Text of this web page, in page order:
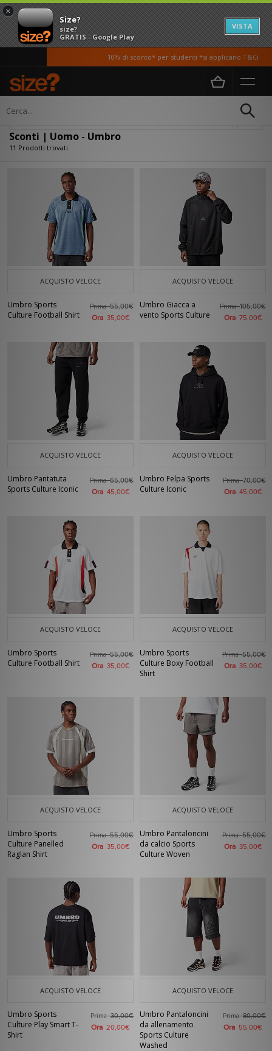
×
Size?
size?
GRATIS - Google Play
VISTA
10% di sconto* per studenti *si applicano T&Ci
Home Uomo
Sconti | Uomo - Umbro
11 Prodotti trovati
ACQUISTO VELOCE
Umbro Sports
Culture Football Shirt
Prima55,00€
Ora 35,00€
ACQUISTO VELOCE
Umbro Giacca a
vento Sports Culture
Prima105,00€
Ora 75,00€
ACQUISTO VELOCE
Umbro Pantatuta
Sports Culture Iconic
Prima65,00€
Ora 45,00€
ACQUISTO VELOCE
Umbro Felpa Sports
Culture Iconic
Prima70,00€
Ora 45,00€
ACQUISTO VELOCE
Umbro Sports
Culture Football Shirt
Prima55,00€
Ora 35,00€
ACQUISTO VELOCE
Umbro Sports
Culture Boxy Football
Shirt
Prima55,00€
Ora 35,00€
ACQUISTO VELOCE
Umbro Sports
Culture Panelled
Raglan Shirt
Prima55,00€
Ora 35,00€
ACQUISTO VELOCE
Umbro Pantaloncini
da calcio Sports
Culture Woven
Prima55,00€
Ora 35,00€
ACQUISTO VELOCE
Umbro Sports
Culture Play Smart T-
Shirt
Prima30,00€
Ora 20,00€
ACQUISTO VELOCE
Umbro Pantaloncini
da allenamento
Sports Culture
Washed
Prima80,00€
Ora 55,00€